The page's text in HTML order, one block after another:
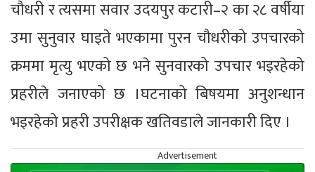
चौधरी र त्यसमा सवार उदयपुर कटारी–२ का २८ वर्षीया
उमा सुनुवार घाइते भएकामा पुरन चौधरीको उपचारको
क्रममा मृत्यु भएको छ भने सुनवारको उपचार भइरहेको
प्रहरीले जनाएको छ ।घटनाको बिषयमा अनुशन्धान
भइरहेको प्रहरी उपरीक्षक खतिवडाले जानकारी दिए ।